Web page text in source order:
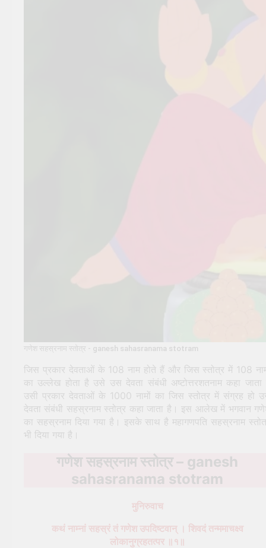
गणेश सहस्रनाम स्तोत्र - ganesh sahasranama stotram
जिस प्रकार देवताओं के 108 नाम होते हैं और जिस स्तोत्र में 108
का उल्लेख होता है उसे उस देवता संबंधी अष्टोत्तरशतनाम कहा जाता
उसी प्रकार देवताओं के 1000 नामों का जिस स्तोत्र में संग्रह हो
देवता संबंधी सहस्रनाम स्तोत्र कहा जाता है। इस आलेख में भगवान
का सहस्रनाम दिया गया है। इसके साथ है महागणपति सहस्रनाम
भी दिया गया है।
गणेश सहस्रनाम स्तोत्र – ganesh
sahasranama stotram
मुनिरुवाच
कथं नाम्नां सहस्रं तं गणेश उपदिष्टवान् । शिवदं तन्ममाचक्ष्व
लोकानुग्रहतत्पर ॥१॥